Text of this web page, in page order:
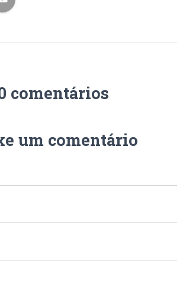
comentários
um comentário